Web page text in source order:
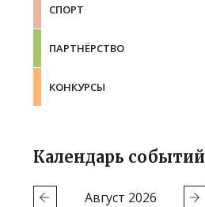
СПОРТ
ПАРТНЁРСТВО
КОНКУРСЫ
Календарь событий
Август 2026